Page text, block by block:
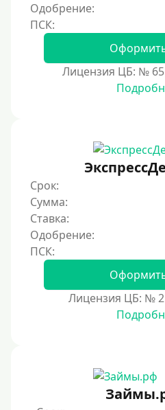
Одобрение:
Лицензия ЦБ: №
Срок:
Сумма:
Ставка:
Одобрение:
Лицензия ЦБ: №